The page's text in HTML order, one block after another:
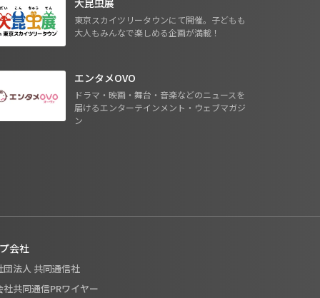
東京スカイツリータウンにて開催。子どもも
大人もみんなで楽しめる企画が満載！
エンタメOVO
ドラマ・映画・舞台・音楽などのニュースを
届けるエンターテインメント・ウェブマガジ
ン
会社
団法人 共同通信社
社共同通信PRワイヤー